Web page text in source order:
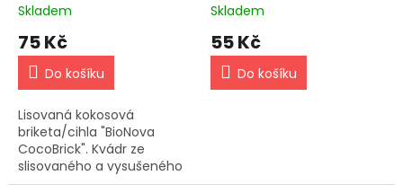
Skladem
75 Kč
Do košíku
Lisovaná kokosová
briketa/cihla "BioNova
CocoBrick". Kvádr ze
slisovaného a vysušeného
kokosového vlákna o
Skladem
55 Kč
Do košíku